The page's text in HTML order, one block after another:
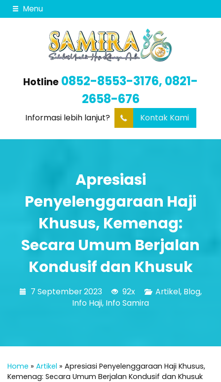
Menu
Hotline 0852-8553-3176, 0821-
2658-676
Informasi lebih lanjut? Kontak Kami
Apresiasi
Penyelenggaraan Haji
Khusus, Kemenag:
Secara Umum Berjalan
Kondusif dan Khusuk
7 September 2023 92x Artikel, Blog,
Info Haji, Info Samira
Home » Artikel » Apresiasi Penyelenggaraan Haji Khusus,
Kemenag: Secara Umum Berjalan Kondusif dan Khusuk